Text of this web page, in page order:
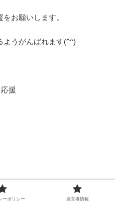
お願いします。
ようがんばれます(^^)
援
ーポリシー 運営者情報